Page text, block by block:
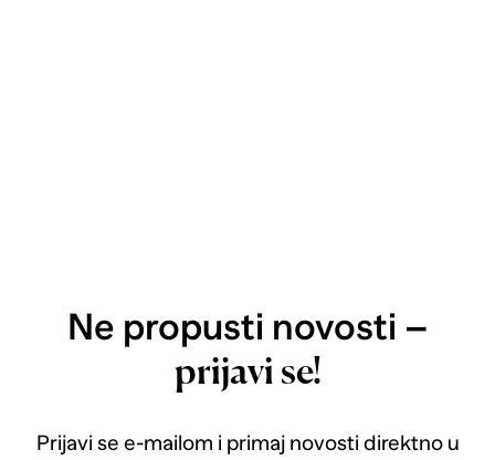
Ne propusti novosti –
prijavi se!
Prijavi se e-mailom i primaj novosti direktno u